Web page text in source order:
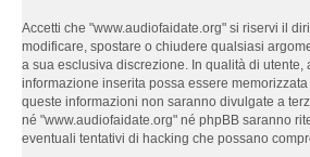
Accetti che "www.audiofaidate.org" si riservi il
modificare, spostare o chiudere qualsiasi
a sua esclusiva discrezione. In qualità di utente,
informazione inserita possa essere
queste informazioni non saranno divulgate a
né "www.audiofaidate.org" né phpBB saranno
eventuali tentativi di hacking che possano